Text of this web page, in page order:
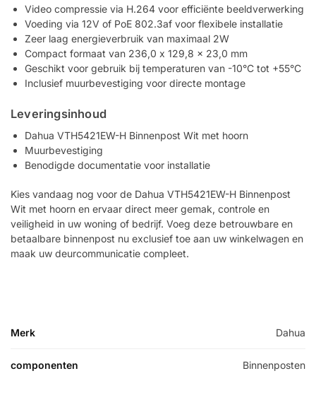
Video compressie via H.264 voor efficiënte beeldverwerking
Voeding via 12V of PoE 802.3af voor flexibele installatie
Zeer laag energieverbruik van maximaal 2W
Compact formaat van 236,0 x 129,8 x 23,0 mm
Geschikt voor gebruik bij temperaturen van -10°C tot +55°C
Inclusief muurbevestiging voor directe montage
Leveringsinhoud
Dahua VTH5421EW-H Binnenpost Wit met hoorn
Muurbevestiging
Benodigde documentatie voor installatie
Kies vandaag nog voor de Dahua VTH5421EW-H Binnenpost
Wit met hoorn en ervaar direct meer gemak, controle en
veiligheid in uw woning of bedrijf. Voeg deze betrouwbare en
betaalbare binnenpost nu exclusief toe aan uw winkelwagen en
maak uw deurcommunicatie compleet.
Merk Dahua
componenten Binnenposten